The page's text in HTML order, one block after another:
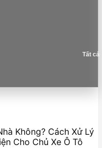
Tất cả
Không? Cách Xử Lý
Cho Chủ Xe Ô Tô